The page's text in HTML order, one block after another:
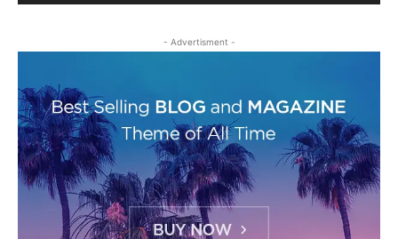
- Advertisment -